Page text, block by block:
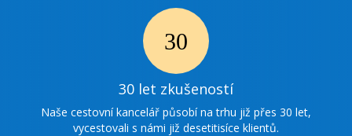
30 Ikonka
zkušenosti
30 let zkušeností
Naše cestovní kancelář působí na trhu již přes 30 let,
vycestovali s námi již desetitisíce klientů.